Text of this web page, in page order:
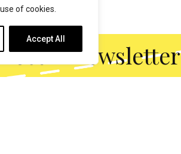
of cookies.
Accept All
Newsletter